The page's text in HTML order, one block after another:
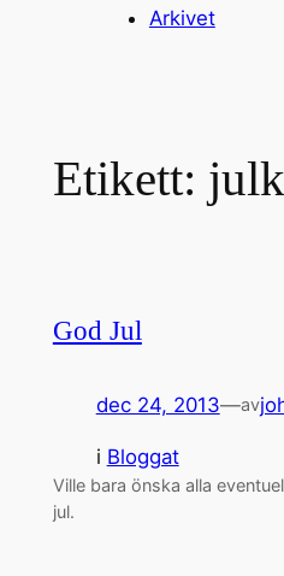
Arkivet
Etikett:
God Jul
dec 24, 2013—av
i Bloggat
Ville bara önska alla
jul.